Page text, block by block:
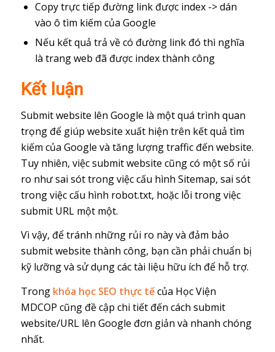
Copy trực tiếp đường link được index -> dán
vào ô tìm kiếm của Google
Nếu kết quả trả về có đường link đó thì nghĩa
là trang web đã được index thành công
Kết luận
Submit website lên Google là một quá trình quan
trọng để giúp website xuất hiện trên kết quả tìm
kiếm của Google và tăng lượng traffic đến website.
Tuy nhiên, việc submit website cũng có một số rủi
ro như sai sót trong việc cấu hình Sitemap, sai sót
trong việc cấu hình robot.txt, hoặc lỗi trong việc
submit URL một một.
Vì vậy, để tránh những rủi ro này và đảm bảo
submit website thành công, bạn cần phải chuẩn bị
kỹ lưỡng và sử dụng các tài liệu hữu ích để hỗ trợ.
Trong khóa học SEO thực tếcủa Học Viện
MDCOP cũng đề cập chi tiết đến cách submit
website/URL lên Google đơn giản và nhanh chóng
nhất.